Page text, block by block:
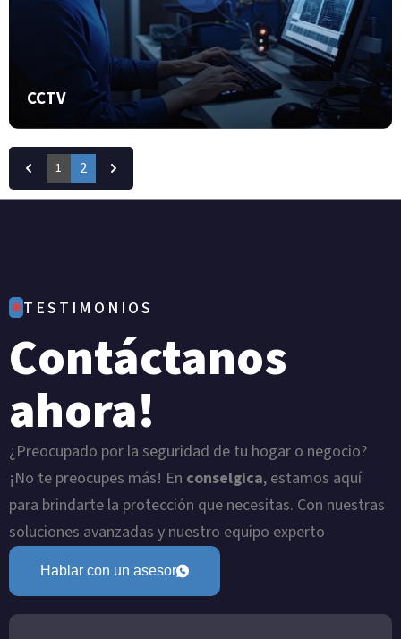
CCTV
1 2
TESTIMONIOS
Contáctanos
ahora!
¿Preocupado por la seguridad de tu hogar o negocio?
¡No te preocupes más! En conselgica, estamos aquí
para brindarte la protección que necesitas. Con nuestras
soluciones avanzadas y nuestro equipo experto
Hablar con un asesor